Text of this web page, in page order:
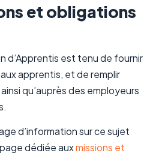
et obligations
d’Apprentis est tenu de fournir
apprentis, et de remplir
qu’auprès des employeurs
d’information sur ce sujet
dédiée auxmissions et